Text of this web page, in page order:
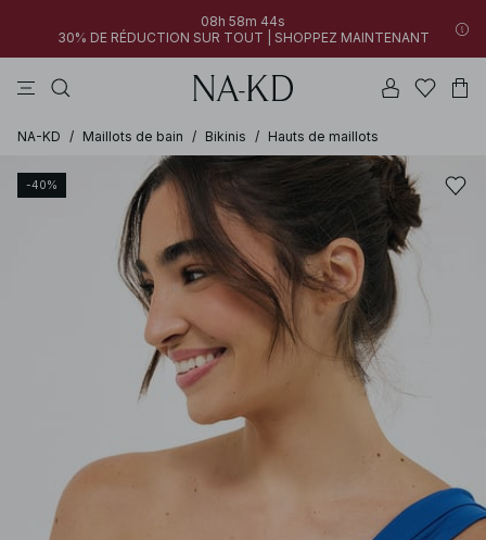
08h 58m 44s
30% DE RÉDUCTION SUR TOUT | SHOPPEZ MAINTENANT
NA-KD / Maillots de bain / Bikinis / Hauts de maillots
-40%